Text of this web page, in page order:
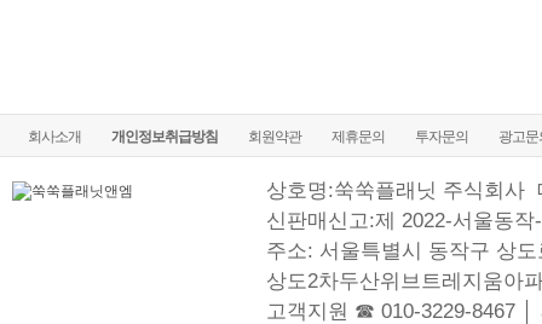
회사소개 개인정보취급방침 회원약관 제휴문의 투자문의 광고문
상호명:쑥쑥플래닛 주식회사
신판매신고:제 2022-서울동작
주소: 서울특별시 동작구 상
상도2차두산위브트레지움아
고객지원 ☎ 010-3229-8467 │